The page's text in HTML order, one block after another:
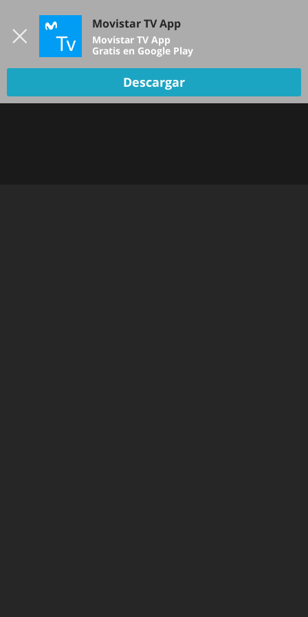
TV EN VIVO
Movistar TV App
Movistar TV App
Gratis en Google Play
Descargar